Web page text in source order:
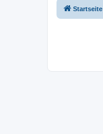
Startseite